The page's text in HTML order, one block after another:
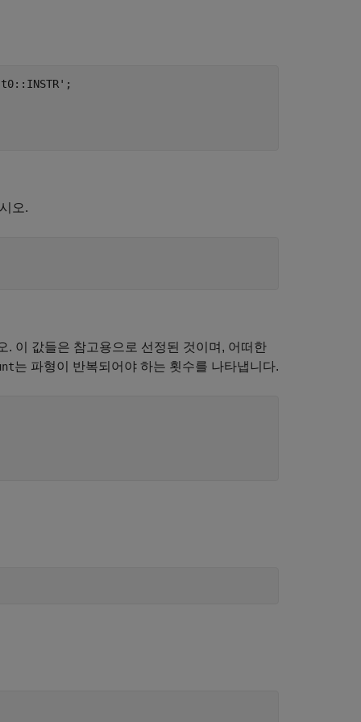
;
오.
. 이 값들은 참고용으로 선정된 것이며, 어떠한
는 파형이 반복되어야 하는 횟수를 나타냅니다.